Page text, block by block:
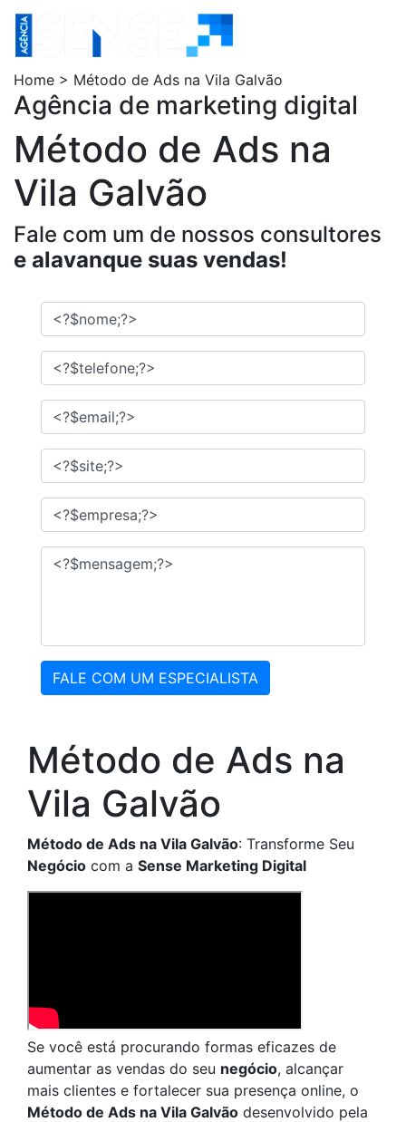
Home > Método de Ads na Vila Galvão
Agência de marketing digital
Método de Ads na
Vila Galvão
Fale com um de nossos consultores
e alavanque suas vendas!
FALE COM UM ESPECIALISTA
Método de Ads na
Vila Galvão
Método de Ads na Vila Galvão: Transforme Seu
Negócio com a Sense Marketing Digital
Se você está procurando formas eficazes de
aumentar as vendas do seu negócio, alcançar
mais clientes e fortalecer sua presença online, o
Método de Ads na Vila Galvão desenvolvido pela